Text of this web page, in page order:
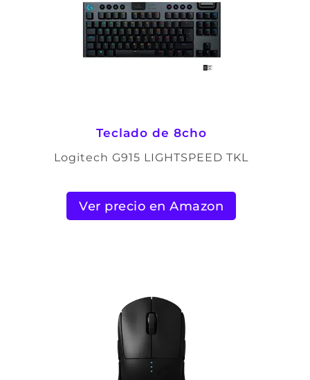
Teclado de 8cho
Logitech G915 LIGHTSPEED TKL
Ver precio en Amazon